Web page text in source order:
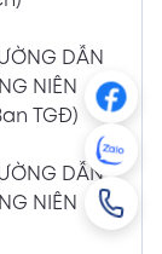
PTGĐ
PTGĐ KHỐI
Xem PDF
DẪN
NIÊN
TGĐ)
DẪN
NIÊN